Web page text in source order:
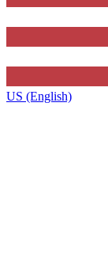
US (English)